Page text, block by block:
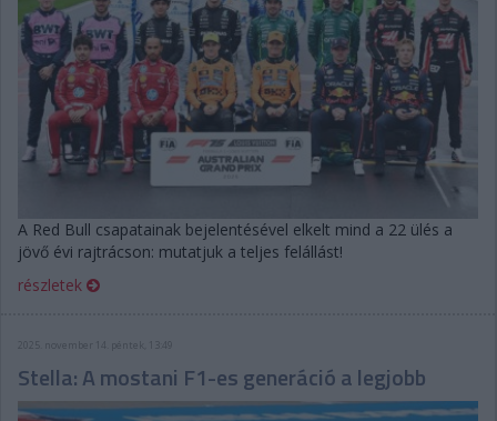
A Red Bull csapatainak bejelentésével elkelt mind a 22 ülés a
jövő évi rajtrácson: mutatjuk a teljes felállást!
részletek
2025. november 14. péntek, 13:49
Stella: A mostani F1-es generáció a legjobb